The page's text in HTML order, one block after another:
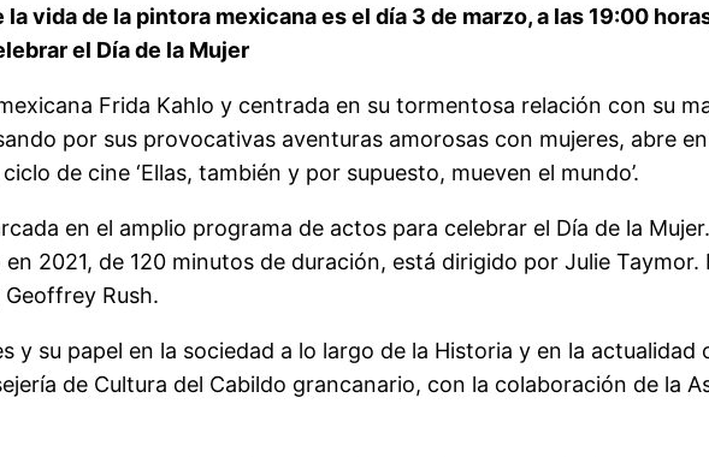
vida de la pintora mexicana es el día 3 de marzo, a las 19:00
el Día de la Mujer
mexicana Frida Kahlo y centrada en su tormentosa relación con su
por sus provocativas aventuras amorosas con mujeres, abre
de cine ‘Ellas, también y por supuesto, mueven el mundo’.
en el amplio programa de actos para celebrar el Día de la
2021, de 120 minutos de duración, está dirigido por Julie
Rush.
y su papel en la sociedad a lo largo de la Historia y en la
de Cultura del Cabildo grancanario, con la colaboración de la